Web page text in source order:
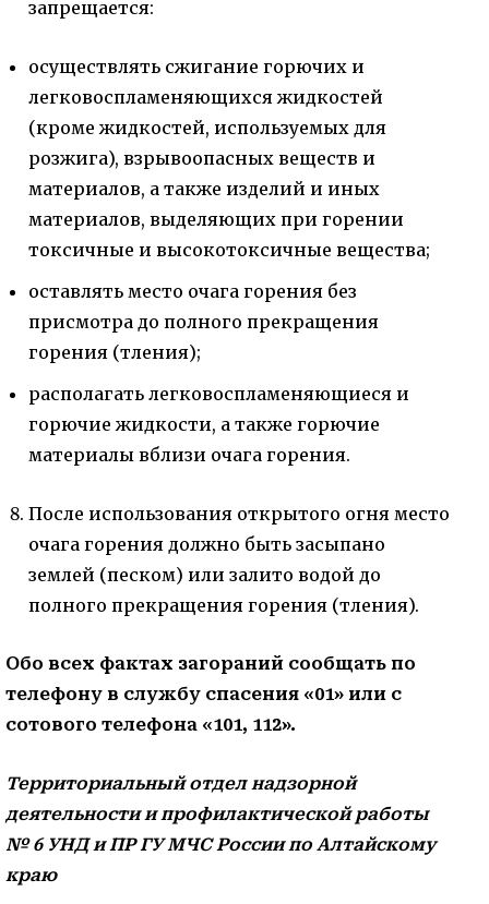
запрещается:
осуществлять сжигание горючих и
легковоспламеняющихся жидкостей
(кроме жидкостей, используемых для
розжига), взрывоопасных веществ и
материалов, а также изделий и иных
материалов, выделяющих при горении
токсичные и высокотоксичные вещества;
оставлять место очага горения без
присмотра до полного прекращения
горения (тления);
располагать легковоспламеняющиеся и
горючие жидкости, а также горючие
материалы вблизи очага горения.
После использования открытого огня место
очага горения должно быть засыпано
землей (песком) или залито водой до
полного прекращения горения (тления).
Обо всех фактах загораний сообщать по
телефону в службу спасения «01» или с
сотового телефона «101, 112».
Территориальный отдел надзорной
деятельности и профилактической работы
№ 6 УНД и ПР ГУ МЧС России по Алтайскому
краю